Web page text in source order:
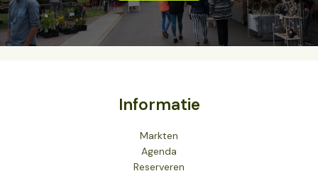
Informatie
Markten
Agenda
Reserveren